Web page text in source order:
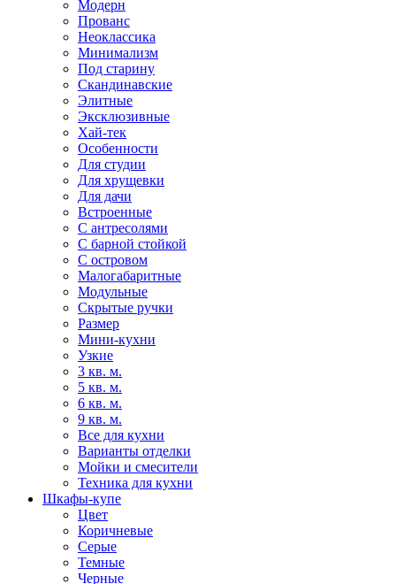
Модерн
Прованс
Неоклассика
Минимализм
Под старину
Скандинавские
Элитные
Эксклюзивные
Хай-тек
Особенности
Для студии
Для хрущевки
Для дачи
Встроенные
С антресолями
С барной стойкой
С островом
Малогабаритные
Модульные
Скрытые ручки
Размер
Мини-кухни
Узкие
3 кв. м.
5 кв. м.
6 кв. м.
9 кв. м.
Все для кухни
Варианты отделки
Мойки и смесители
Техника для кухни
Шкафы-купе
Цвет
Коричневые
Серые
Темные
Черные